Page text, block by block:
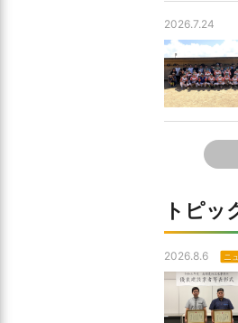
2026.7.24
トピッ
2026.8.6 ニ